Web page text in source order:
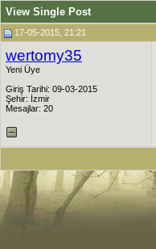
View Single Post
17-05-2015, 21:21
wertomy35
Yeni Üye
Giriş Tarihi: 09-03-2015
Şehir: İzmir
Mesajlar: 20